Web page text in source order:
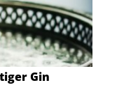
Gin